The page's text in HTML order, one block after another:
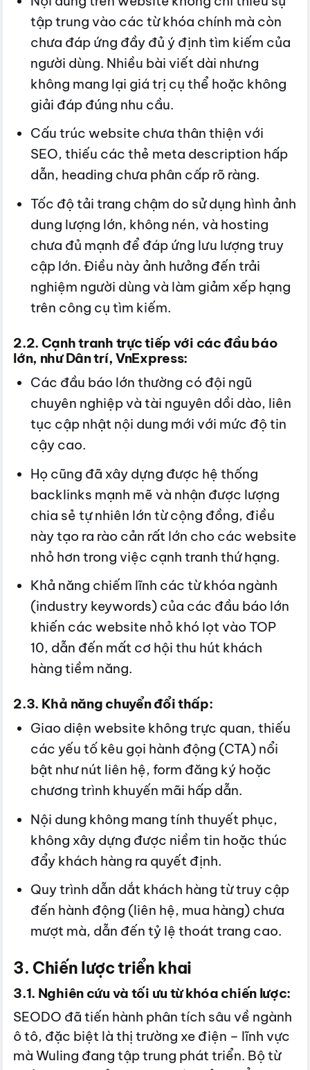
tập trung vào các từ khóa chính mà còn
chưa đáp ứng đầy đủ ý định tìm kiếm của
người dùng. Nhiều bài viết dài nhưng
không mang lại giá trị cụ thể hoặc không
giải đáp đúng nhu cầu.
Cấu trúc website chưa thân thiện với
SEO, thiếu các thẻ meta description hấp
dẫn, heading chưa phân cấp rõ ràng.
Tốc độ tải trang chậm do sử dụng hình ảnh
dung lượng lớn, không nén, và hosting
chưa đủ mạnh để đáp ứng lưu lượng truy
cập lớn. Điều này ảnh hưởng đến trải
nghiệm người dùng và làm giảm xếp hạng
trên công cụ tìm kiếm.
2.2. Cạnh tranh trực tiếp với các đầu báo
lớn, như Dân trí, VnExpress:
Các đầu báo lớn thường có đội ngũ
chuyên nghiệp và tài nguyên dồi dào, liên
tục cập nhật nội dung mới với mức độ tin
cậy cao.
Họ cũng đã xây dựng được hệ thống
backlinks mạnh mẽ và nhận được lượng
chia sẻ tự nhiên lớn từ cộng đồng, điều
này tạo ra rào cản rất lớn cho các website
nhỏ hơn trong việc cạnh tranh thứ hạng.
Khả năng chiếm lĩnh các từ khóa ngành
(industry keywords) của các đầu báo lớn
khiến các website nhỏ khó lọt vào TOP
10, dẫn đến mất cơ hội thu hút khách
hàng tiềm năng.
2.3. Khả năng chuyển đổi thấp:
Giao diện website không trực quan, thiếu
các yếu tố kêu gọi hành động (CTA) nổi
bật như nút liên hệ, form đăng ký hoặc
chương trình khuyến mãi hấp dẫn.
Nội dung không mang tính thuyết phục,
không xây dựng được niềm tin hoặc thúc
đẩy khách hàng ra quyết định.
Quy trình dẫn dắt khách hàng từ truy cập
đến hành động (liên hệ, mua hàng) chưa
mượt mà, dẫn đến tỷ lệ thoát trang cao.
3. Chiến lược triển khai
3.1. Nghiên cứu và tối ưu từ khóa chiến lược:
SEODO đã tiến hành phân tích sâu về ngành
ô tô, đặc biệt là thị trường xe điện – lĩnh vực
mà Wuling đang tập trung phát triển. Bộ từ